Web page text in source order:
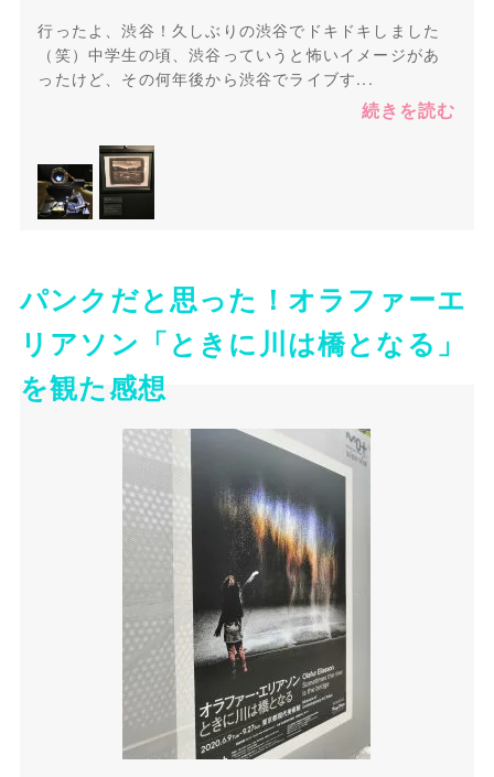
行ったよ、渋谷！久しぶりの渋谷でドキドキしました
（笑）中学生の頃、渋谷っていうと怖いイメージがあ
ったけど、その何年後から渋谷でライブす...
続きを読む
パンクだと思った！オラファーエ
リアソン「ときに川は橋となる」
を観た感想